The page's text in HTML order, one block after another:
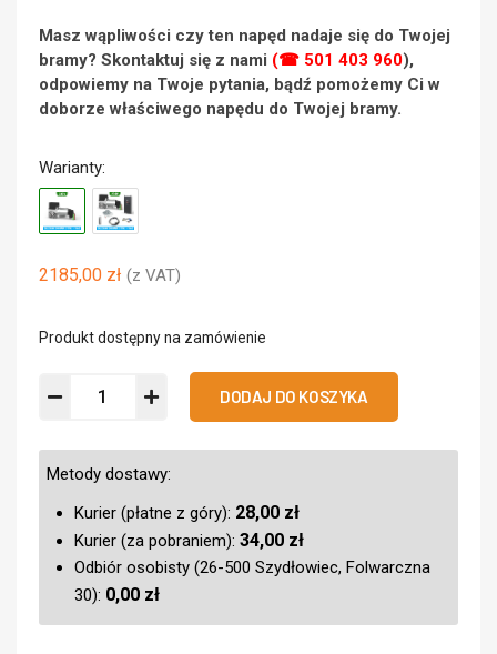
Masz wąpliwości czy ten napęd nadaje się do Twojej
bramy? Skontaktuj się z nami (☎ 501 403 960),
odpowiemy na Twoje pytania, bądź pomożemy Ci w
doborze właściwego napędu do Twojej bramy.
Warianty:
2185,00 zł (z VAT)
Produkt dostępny na zamówienie
DODAJ DO KOSZYKA
Metody dostawy:
Kurier (płatne z góry): 28,00 zł
Kurier (za pobraniem): 34,00 zł
Odbiór osobisty (26-500 Szydłowiec, Folwarczna
30): 0,00 zł